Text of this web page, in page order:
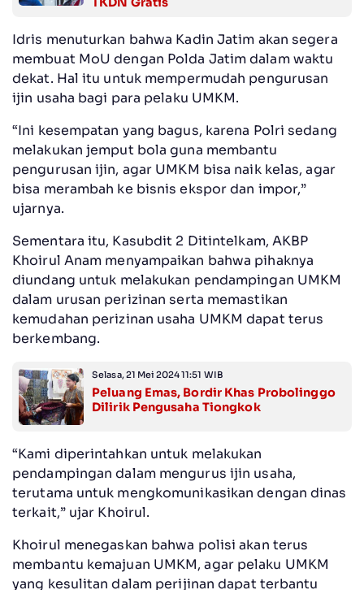
Idris menuturkan bahwa Kadin Jatim akan segera
membuat MoU dengan Polda Jatim dalam waktu
dekat. Hal itu untuk mempermudah pengurusan
ijin usaha bagi para pelaku UMKM.
“Ini kesempatan yang bagus, karena Polri sedang
melakukan jemput bola guna membantu
pengurusan ijin, agar UMKM bisa naik kelas, agar
bisa merambah ke bisnis ekspor dan impor,”
ujarnya.
Sementara itu, Kasubdit 2 Ditintelkam, AKBP
Khoirul Anam menyampaikan bahwa pihaknya
diundang untuk melakukan pendampingan UMKM
dalam urusan perizinan serta memastikan
kemudahan perizinan usaha UMKM dapat terus
berkembang.
Selasa, 21 Mei 2024 11:51 WIB
Peluang Emas, Bordir Khas Probolinggo
Dilirik Pengusaha Tiongkok
“Kami diperintahkan untuk melakukan
pendampingan dalam mengurus ijin usaha,
terutama untuk mengkomunikasikan dengan dinas
terkait,” ujar Khoirul.
Khoirul menegaskan bahwa polisi akan terus
membantu kemajuan UMKM, agar pelaku UMKM
yang kesulitan dalam perijinan dapat terbantu